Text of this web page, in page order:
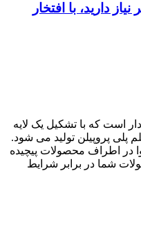
دارید، با افتخار
است که با تشکیل یک لایه
پلی پروپیلن تولید می شود.
در اطراف محصولات پیچیده
شما در برابر شرایط